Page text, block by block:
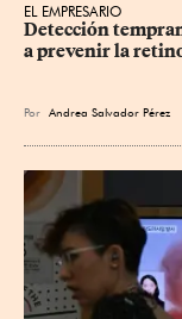
EL EMPRESARIO
Detección
a prevenir la
Por Andrea Salvador Pérez